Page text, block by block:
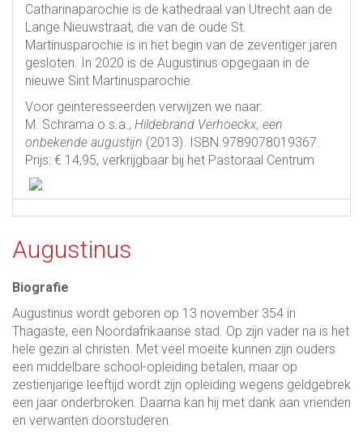
Catharinaparochie is de kathedraal van Utrecht aan de
Lange Nieuwstraat, die van de oude St.
Martinusparochie is in het begin van de zeventiger jaren
gesloten. In 2020 is de Augustinus opgegaan in de
nieuwe Sint Martinusparochie.
Voor geïnteresseerden verwijzen we naar:
M. Schrama o.s.a., Hildebrand Verhoeckx, een
onbekende augustijn (2013). ISBN 9789078019367.
Prijs: € 14,95, verkrijgbaar bij het Pastoraal Centrum
Augustinus
Biografie
Augustinus wordt geboren op 13 november 354 in
Thagaste, een Noordafrikaanse stad. Op zijn vader na is het
hele gezin al christen. Met veel moeite kunnen zijn ouders
een middelbare school-opleiding betalen, maar op
zestienjarige leeftijd wordt zijn opleiding wegens geldgebrek
een jaar onderbroken. Daarna kan hij met dank aan vrienden
en verwanten doorstuderen.